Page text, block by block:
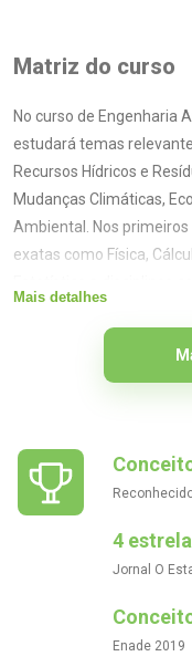
Matriz do curso
No curso de Engenharia
estudará temas
Recursos Hídricos e
Mudanças Climáticas,
Ambiental. Nos
exatas como Física,
Mais detalhes
4
Jornal O
Enade 2019